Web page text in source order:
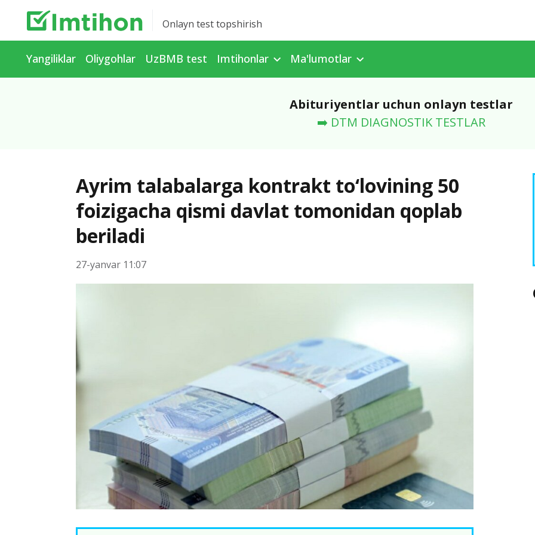
Onlayn test topshirish
Yangiliklar Oliygohlar UzBMB test Imtihonlar Ma'lumotlar
Abituriyentlar uchun onlayn testlar
➡️ DTM DIAGNOSTIK TESTLAR
Ayrim talabalarga kontrakt to‘lovining 50
foizigacha qismi davlat tomonidan qoplab
beriladi
27-yanvar 11:07